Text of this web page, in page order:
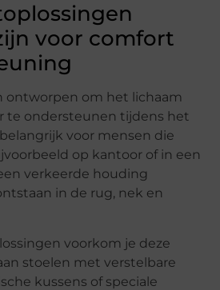
voor comfort
ontworpen om het lichaam
te ondersteunen tijdens het
voor mensen die
op kantoor of in een
verkeerde houding
in de rug, nek en
voorkom je deze
stoelen met verstelbare
kussens of speciale